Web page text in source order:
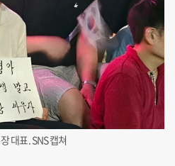
대표. SNS 캡쳐